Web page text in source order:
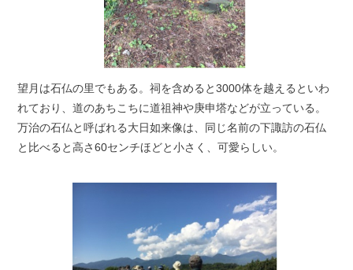
望月は石仏の里でもある。祠を含めると3000体を越えるといわ
れており、道のあちこちに道祖神や庚申塔などが立っている。
万治の石仏と呼ばれる大日如来像は、同じ名前の下諏訪の石仏
と比べると高さ60センチほどと小さく、可愛らしい。